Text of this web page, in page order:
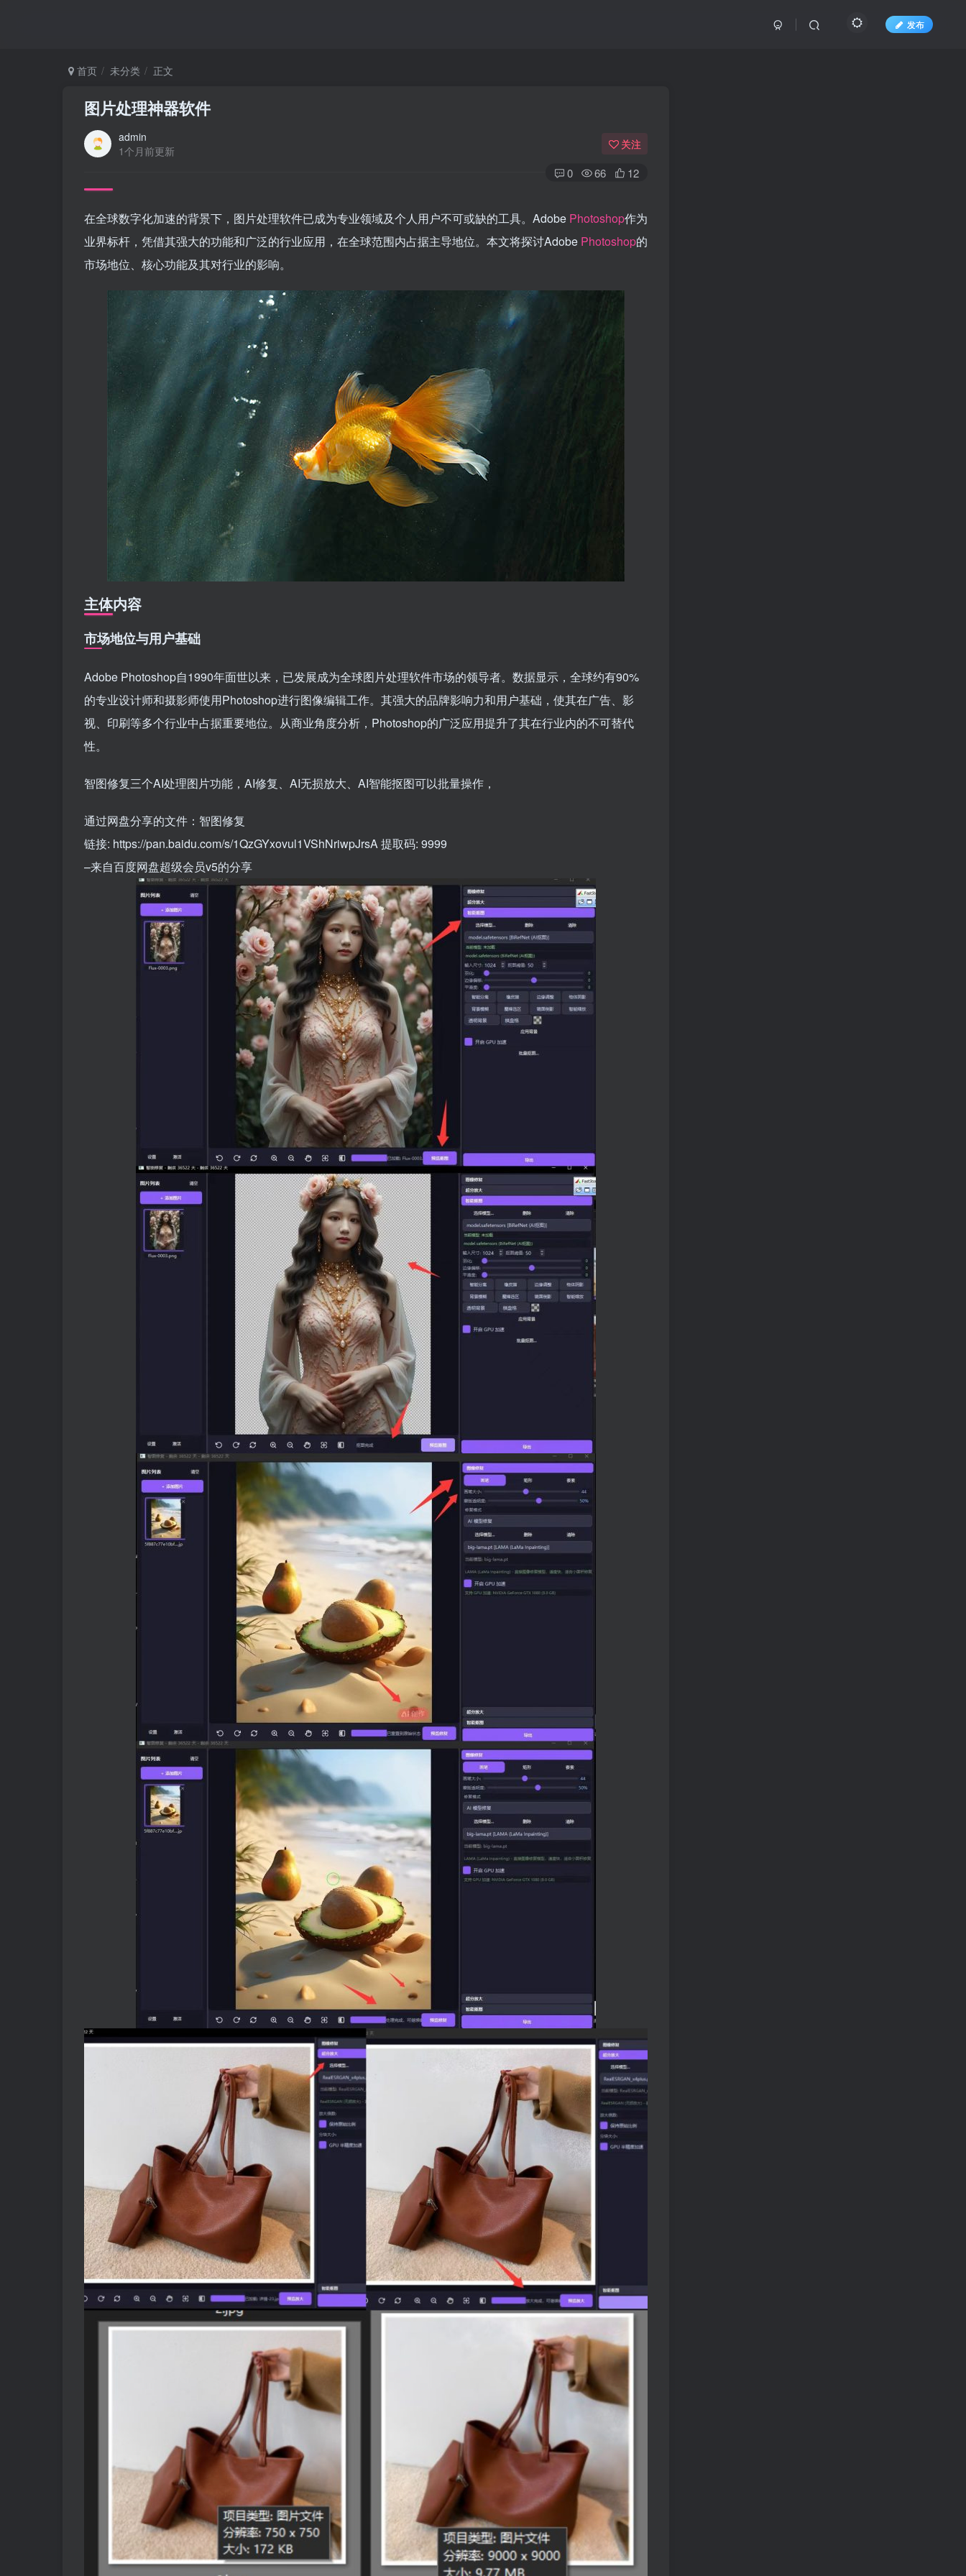
发布
首页 未分类 正文
图片处理神器软件
admin
1个月前更新
关注
0 66 12
在全球数字化加速的背景下，图片处理软件已成为专业领域及个人用户不可或缺的工具。Adobe Photoshop作为
业界标杆，凭借其强大的功能和广泛的行业应用，在全球范围内占据主导地位。本文将探讨Adobe Photoshop的
市场地位、核心功能及其对行业的影响。
主体内容
市场地位与用户基础
Adobe Photoshop自1990年面世以来，已发展成为全球图片处理软件市场的领导者。数据显示，全球约有90%
的专业设计师和摄影师使用Photoshop进行图像编辑工作。其强大的品牌影响力和用户基础，使其在广告、影
视、印刷等多个行业中占据重要地位。从商业角度分析，Photoshop的广泛应用提升了其在行业内的不可替代
性。
智图修复三个AI处理图片功能，AI修复、AI无损放大、AI智能抠图可以批量操作，
通过网盘分享的文件：智图修复
链接: https://pan.baidu.com/s/1QzGYxovul1VShNriwpJrsA 提取码: 9999
–来自百度网盘超级会员v5的分享